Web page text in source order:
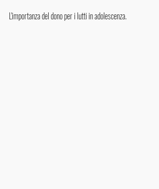
L'importanza del dono per i lutti in adolescenza.